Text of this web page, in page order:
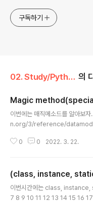
구독하기
02. Study/Python 의
Magic
이번에는 매직메소드를 알아
n.org/3/reference/
지 말자. 매직 메소드(magic
c... 우리가 일반적으로 변수를 선
하자. 1 2 3 n = 10
0 0 2022. 3. 22.
(class, instance,
이번시간에는 class, instance,
7 8 9 10 11 12 13 14 15 16